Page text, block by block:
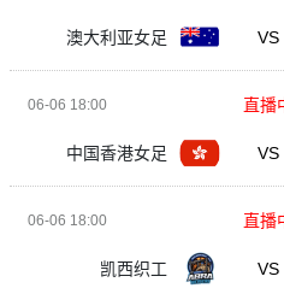
澳大利亚女足 VS
06-06 18:00
中国香港女足 VS
直播
06-06 18:00
凯西织工 VS
直播